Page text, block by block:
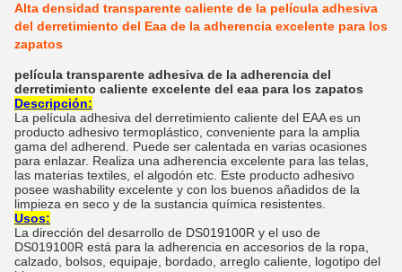
Alta densidad transparente caliente de la película adhesiva
del derretimiento del Eaa de la adherencia excelente para los
zapatos
película transparente adhesiva de la adherencia del
derretimiento caliente excelente del eaa para los zapatos
Descripción:
La película adhesiva del derretimiento caliente del EAA es un
producto adhesivo termoplástico, conveniente para la amplia
gama del adherend. Puede ser calentada en varias ocasiones
para enlazar. Realiza una adherencia excelente para las telas,
las materias textiles, el algodón etc. Este producto adhesivo
posee washability excelente y con los buenos añadidos de la
limpieza en seco y de la sustancia química resistentes.
Usos:
La dirección del desarrollo de DS019100R y el uso de
DS019100R está para la adherencia en accesorios de la ropa,
calzado, bolsos, equipaje, bordado, arreglo caliente, logotipo del